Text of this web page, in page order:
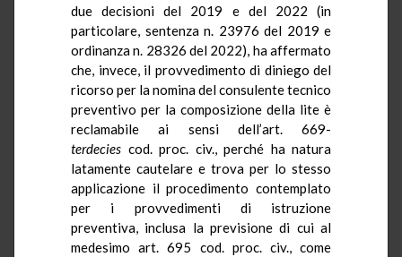
due decisioni del 2019 e del 2022 (in
particolare, sentenza n. 23976 del 2019 e
ordinanza n. 28326 del 2022), ha affermato
che, invece, il provvedimento di diniego del
ricorso per la nomina del consulente tecnico
preventivo per la composizione della lite è
reclamabile ai sensi dell’art. 669-
terdecies cod. proc. civ., perché ha natura
latamente cautelare e trova per lo stesso
applicazione il procedimento contemplato
per i provvedimenti di istruzione
preventiva, inclusa la previsione di cui al
medesimo art. 695 cod. proc. civ., come